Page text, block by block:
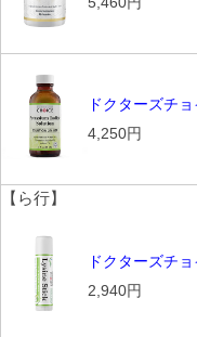
ドクターズチ
4,250円
【ら行】
ドクターズチ
2,940円